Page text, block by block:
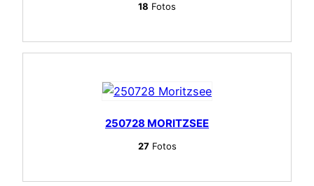
18 Fotos
250728 MORITZSEE
27Fotos